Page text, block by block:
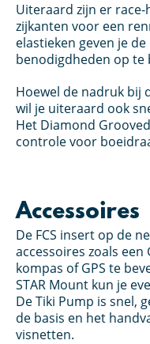
Uiteraard zijn er
zijkanten voor een
elastieken geven je
benodigdheden op te
Hoewel de nadruk bij
wil je uiteraard ook
Het Diamond
controle voor
Accessoires
De FCS insert op de
accessoires zoals
kompas of GPS te
STAR Mount kun je
De Tiki Pump is snel,
de basis en het
visnetten.